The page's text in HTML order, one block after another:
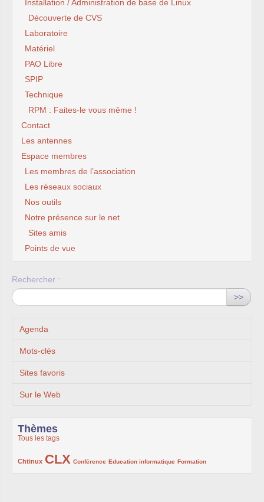
Installation / Administration de base de Linux
Découverte de CVS
Laboratoire
Matériel
PAO Libre
SPIP
Technique
RPM : Faites-le vous même !
Contact
Les antennes
Espace membres
Les membres de l’association
Les réseaux sociaux
Nos outils
Notre présence sur le net
Sites amis
Points de vue
Rechercher :
>>
Agenda
Mots-clés
Sites favoris
Sur le Web
Thèmes
Tous les tags
Chtinux
222/1002CLX
1002/1002 Conférence
132/1002 Education informatique
119/1002 Formation
168/1002